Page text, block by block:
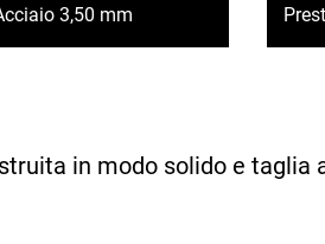
3,50 mm
in modo solido e